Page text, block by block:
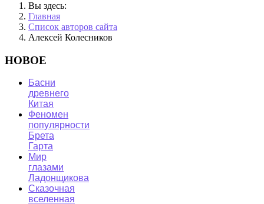
Вы здесь:
Главная
Список авторов сайта
Алексей Колесников
НОВОЕ
Басни
древнего
Китая
Феномен
популярности
Брета
Гарта
Мир
глазами
Ладонщикова
Сказочная
вселенная